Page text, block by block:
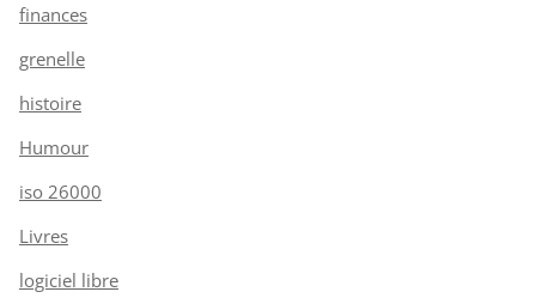
finances
grenelle
histoire
Humour
iso 26000
Livres
logiciel libre